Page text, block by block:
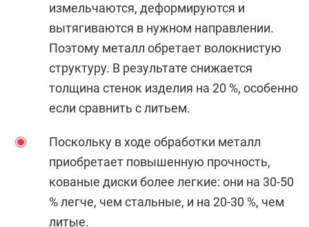
измельчаются, деформируются и
вытягиваются в нужном направлении.
Поэтому металл обретает волокнистую
структуру. В результате снижается
толщина стенок изделия на 20 %, особенно
если сравнить с литьем.
Поскольку в ходе обработки металл
приобретает повышенную прочность,
кованые диски более легкие: они на 30-50
% легче, чем стальные, и на 20-30 %, чем
литые.